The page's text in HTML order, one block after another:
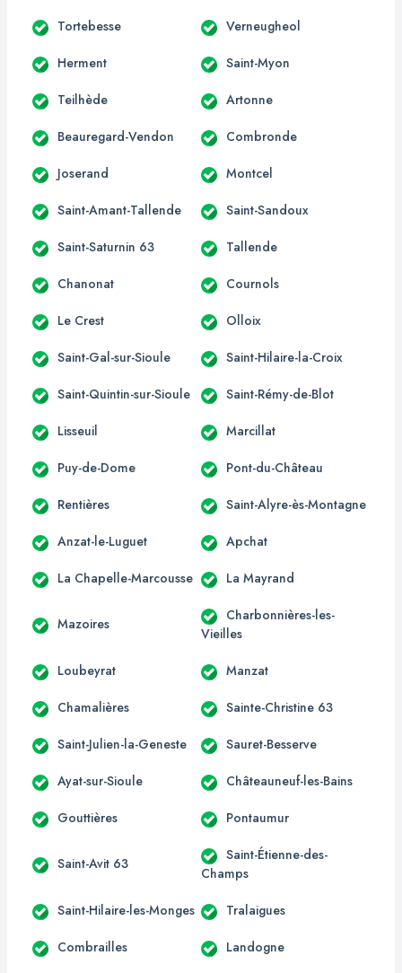
Tortebesse Verneugheol
Herment Saint-Myon
Teilhède Artonne
Beauregard-Vendon Combronde
Joserand Montcel
Saint-Amant-Tallende Saint-Sandoux
Saint-Saturnin 63 Tallende
Chanonat Cournols
Le Crest Olloix
Saint-Gal-sur-Sioule Saint-Hilaire-la-Croix
Saint-Quintin-sur-Sioule Saint-Rémy-de-Blot
Lisseuil Marcillat
Puy-de-Dome Pont-du-Château
Rentières Saint-Alyre-ès-Montagne
Anzat-le-Luguet Apchat
La Chapelle-Marcousse La Mayrand
Mazoires
Charbonnières-les-
Vieilles
Loubeyrat Manzat
Chamalières Sainte-Christine 63
Saint-Julien-la-Geneste Sauret-Besserve
Ayat-sur-Sioule Châteauneuf-les-Bains
Gouttières Pontaumur
Saint-Avit 63
Saint-Étienne-des-
Champs
Saint-Hilaire-les-Monges Tralaigues
Combrailles Landogne